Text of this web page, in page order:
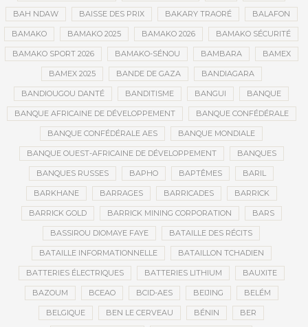
BAH NDAW BAISSE DES PRIX BAKARY TRAORÉ BALAFON
BAMAKO BAMAKO 2025 BAMAKO 2026 BAMAKO SÉCURITÉ
BAMAKO SPORT 2026 BAMAKO-SÉNOU BAMBARA BAMEX
BAMEX 2025 BANDE DE GAZA BANDIAGARA
BANDIOUGOU DANTÉ BANDITISME BANGUI BANQUE
BANQUE AFRICAINE DE DÉVELOPPEMENT BANQUE CONFÉDÉRALE
BANQUE CONFÉDÉRALE AES BANQUE MONDIALE
BANQUE OUEST-AFRICAINE DE DÉVELOPPEMENT BANQUES
BANQUES RUSSES BAPHO BAPTÊMES BARIL
BARKHANE BARRAGES BARRICADES BARRICK
BARRICK GOLD BARRICK MINING CORPORATION BARS
BASSIROU DIOMAYE FAYE BATAILLE DES RÉCITS
BATAILLE INFORMATIONNELLE BATAILLON TCHADIEN
BATTERIES ÉLECTRIQUES BATTERIES LITHIUM BAUXITE
BAZOUM BCEAO BCID-AES BEIJING BELÉM
BELGIQUE BEN LE CERVEAU BÉNIN BER